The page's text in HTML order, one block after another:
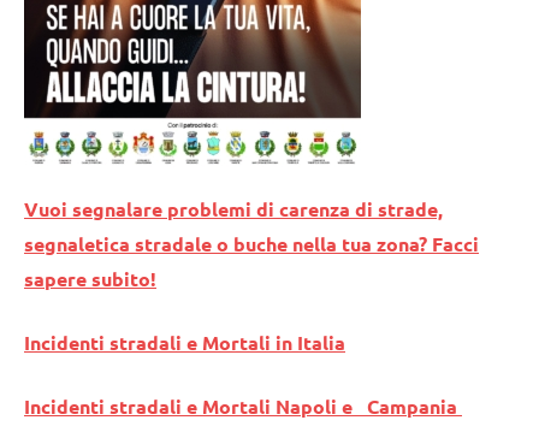
Vuoi segnalare problemi di carenza di strade,
segnaletica stradale o buche nella tua zona? Facci
sapere subito!
Incidenti stradali e Mortali in Italia
Incidenti stradali e Mortali Napoli e Campania